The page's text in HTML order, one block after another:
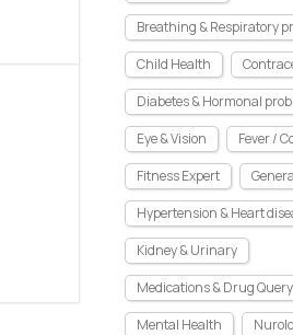
Breathing & Respiratory
Child Health
Diabetes & Hormonal
Eye & Vision
Fever /
Fitness Expert
Hypertension & Heart
Kidney & Urinary
Medications & Drug Query
Mental Health